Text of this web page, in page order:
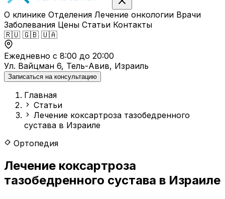
О клинике Отделения Лечение онкологии Врачи
Заболевания Цены Статьи Контакты
🇷🇺 🇬🇧 🇺🇦
Ежедневно с 8:00 до 20:00
Ул. Вайцман 6, Тель-Авив, Израиль
Записаться на консультацию
Главная
Статьи
Лечение коксартроза тазобедренного
сустава в Израиле
Ортопедия
Лечение коксартроза
тазобедренного сустава в Израиле